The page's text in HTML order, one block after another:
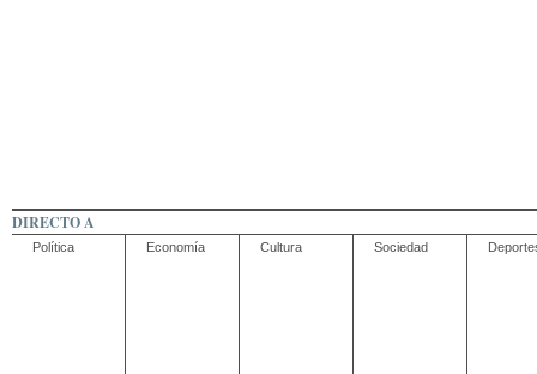
DIRECTO A
Política Economía Cultura Sociedad